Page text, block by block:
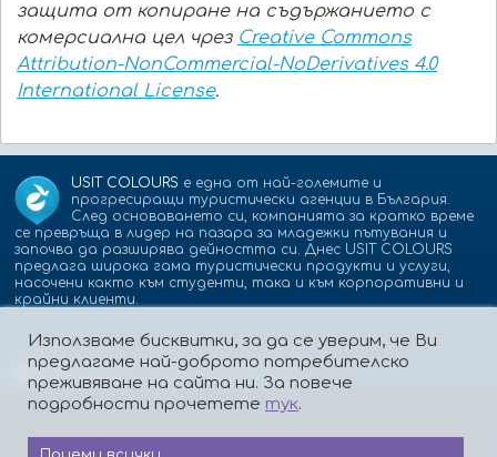
защита от копиране на съдържанието с
комерсиална цел чрез Creative Commons
Attribution-NonCommercial-NoDerivatives 4.0
International License.
USIT COLOURS е една от най-големите и
прогресиращи туристически агенции в България.
След основаването си, компанията за кратко време
се превръща в лидер на пазара за младежки пътувания и
започва да разширява дейността си. Днес USIT COLOURS
предлага широка гама туристически продукти и услуги,
насочени както към студенти, така и към корпоративни и
крайни клиенти.
Партньори: isic.bg dskbank.bg
Използваме бисквитки, за да се уверим, че Ви
предлагаме най-доброто потребителско
преживяване на сайта ни. За повече
подробности прочетете тук.